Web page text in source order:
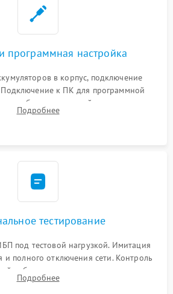
программная настройка
в корпус, подключение
Подключение к ПК для программной
батареи, настройки порогов
и сброса счетчиков старения АКБ.
Подробнее
тестирование
под тестовой нагрузкой. Имитация
и полного отключения сети. Контроль
работы, температурного режима и
формы выходного сигнала.
Подробнее